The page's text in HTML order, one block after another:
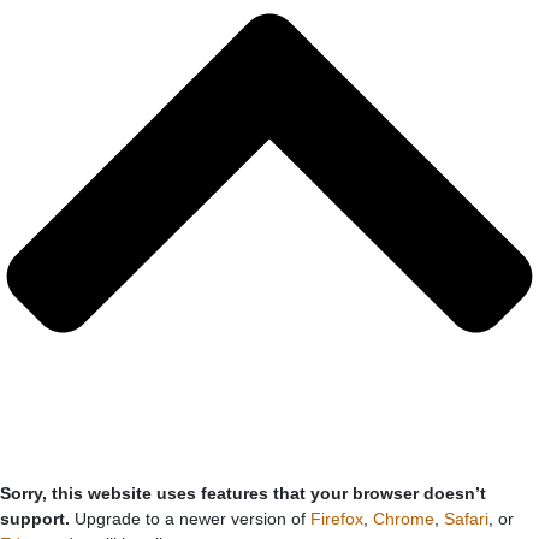
Sorry, this website uses features that your browser doesn’t
support. Upgrade to a newer version of Firefox, Chrome, Safari, or